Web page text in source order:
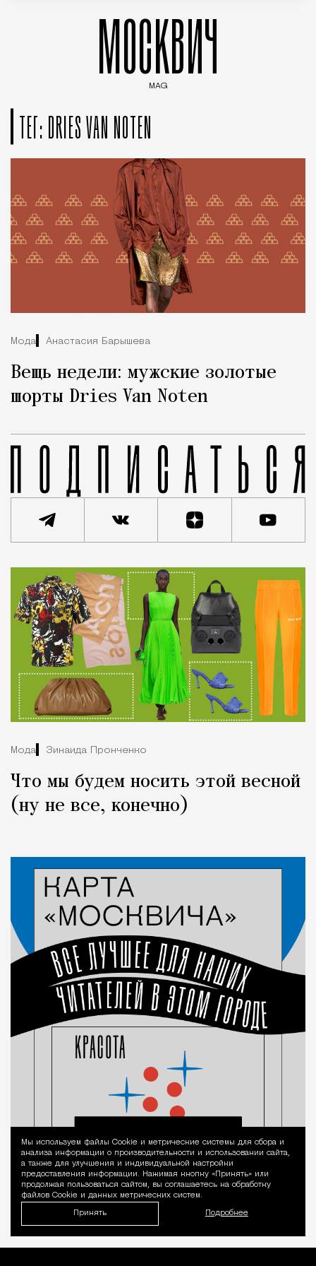
МОСКВИЧ
MAG
ТЕГ: DRIES VAN NOTEN
Мода Анастасия Барышева
Вещь недели: мужские золотые
шорты Dries Van Noten
Мода Зинаида Пронченко
Что мы будем носить этой весной
(ну не все, конечно)
Уведомление
Мы используем файлы Сookie и метрические системы для сбора и
анализа информации о производительности и использовании сайта,
а также для улучшения и индивидуальной настройки
предоставления информации. Нажимая кнопку «Принять» или
продолжая пользоваться сайтом, вы соглашаетесь на обработку
файлов Cookie и данных метрических систем.
Принять Подробнее